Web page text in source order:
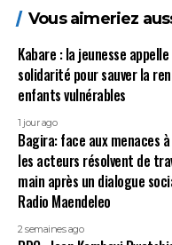
Vous aimeriez
Kabare : la jeunesse
solidarité pour sauver la
enfants vulnérables
1 jour ago
Bagira: face aux menaces
les acteurs résolvent de
main après un dialogue
Radio Maendeleo
2 semaines ago